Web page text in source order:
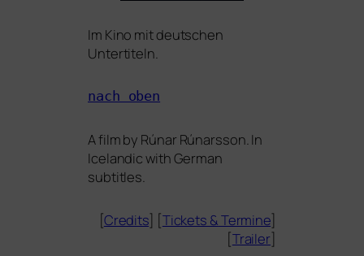
Im Kino mit deut­schen
Untertiteln.
nach oben
A film by Rúnar Rúnarsson. In
Icelandic with German
subtitles.
[Credits] [Tickets &Termine]
[Trailer]